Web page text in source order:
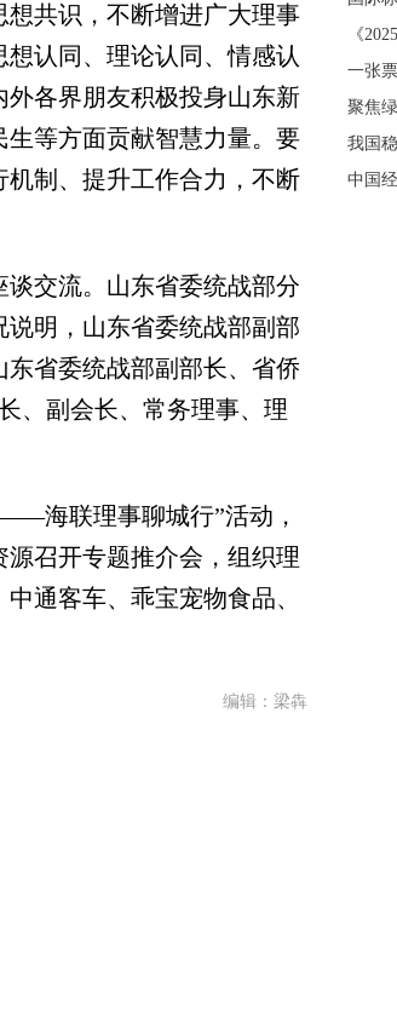
共识，不断增进广大理事
认同、理论认同、情感认
各界朋友积极投身山东新
等方面贡献智慧力量。要
制、提升工作合力，不断
交流。山东省委统战部分
明，山东省委统战部副部
省委统战部副部长、省侨
、副会长、常务理事、理
海联理事聊城行”活动，
召开专题推介会，组织理
通客车、乖宝宠物食品、
编辑：梁犇
《
聚焦
我国
中国